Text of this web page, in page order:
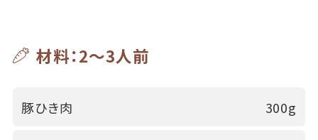
材料：2～3人前
豚ひき肉 300g